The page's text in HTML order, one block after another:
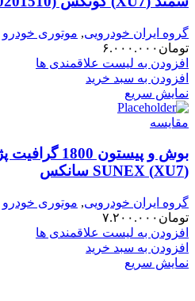
گروه ایران خودرویی, موتوری خودرو
تومان ۶.۰۰۰.۰۰۰
افزودن به لیست علاقمندی ها
افزودن به سبد خرید
نمایش سریع
مقایسه
(XU7) SUNEX سانکس
گروه ایران خودرویی, موتوری خودرو
تومان ۷.۲۰۰.۰۰۰
افزودن به لیست علاقمندی ها
افزودن به سبد خرید
نمایش سریع